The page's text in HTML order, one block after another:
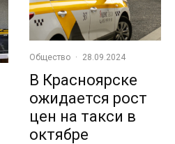
Общество · 28.09.2024
В Красноярске
ожидается рост
цен на такси в
октябре